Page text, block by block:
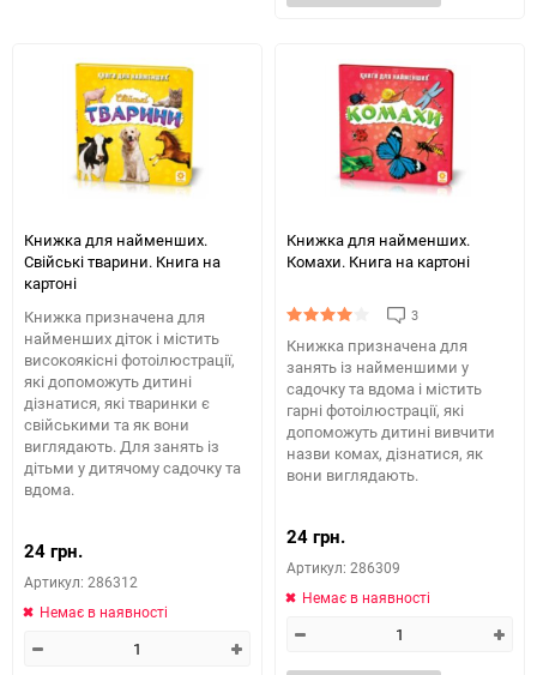
Книжка для найменших.
Свійські тварини. Книга на
картоні
Книжка призначена для
найменших діток і містить
високоякісні фотоілюстрації,
які допоможуть дитині
дізнатися, які тваринки є
свійськими та як вони
виглядають. Для занять із
дітьми у дитячому садочку та
вдома.
24 грн.
Артикул: 286312
Немає в наявності
Книжка для найменших.
Комахи. Книга на картоні
3
Книжка призначена для
занять із найменшими у
садочку та вдома і містить
гарні фотоілюстрації, які
допоможуть дитині вивчити
назви комах, дізнатися, як
вони виглядають.
24 грн.
Артикул: 286309
Немає в наявності